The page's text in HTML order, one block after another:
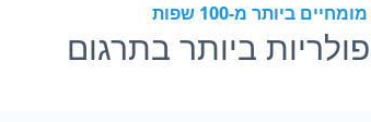
ביותר מ-100 שפות
ביותר בתרגום